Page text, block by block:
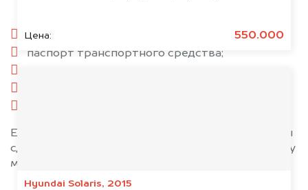
Цена: 550.000
Hyundai Solaris, 2015
паспорт гражданина РФ;
паспорт транспортного средства;
Если у вас нет всех документов, то наши юристы
сделают всё возможное, чтобы оформить сделку
максимально быстро!